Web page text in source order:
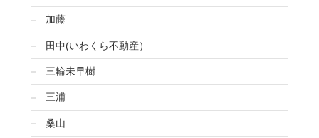
加藤
田中(いわくら不動産）
三輪未早樹
三浦
桑山